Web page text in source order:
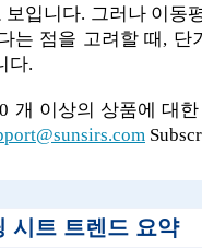
입니다. 그러나 이동
는 점을 고려할 때, 단
다.
개 이상의 상품에 대
시트 트렌드 요약